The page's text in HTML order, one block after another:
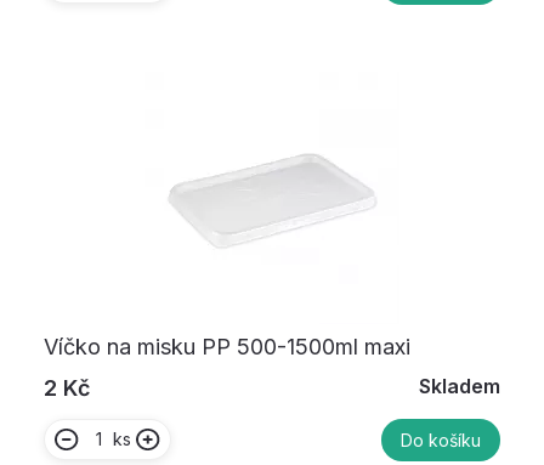
Víčko na misku PP 500-1500ml maxi
2 Kč
Skladem
ks Do košíku